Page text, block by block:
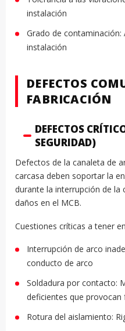
instalación
Grado de
instalación
DEFECTOS
FABRICACIÓN
DEFECTOS
SEGURIDAD)
Defectos de la canaleta de
carcasa deben soportar la
durante la interrupción de la
daños en el MCB.
Cuestiones críticas a tener
Interrupción de arco
conducto de arco
Soldadura por contacto:
deficientes que provocan
Rotura del aislamiento: